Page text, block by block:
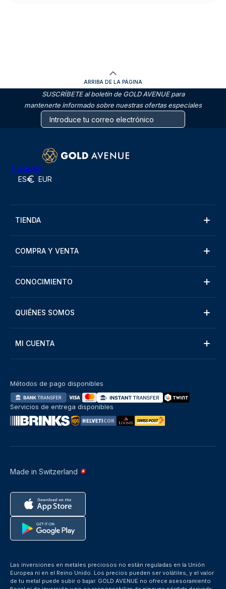
ARRIBA DE LA PÁGINA
SUSCRÍBETE al boletín de GOLD AVENUE para
mantenerte informado sobre nuestras ofertas especiales
Trustpilot
ES EUR
TIENDA
COMPRA Y VENTA
CONOCIMIENTO
QUIÉNES SOMOS
MI CUENTA
Made in Switzerland
Métodos de pago disponibles
Servicios de entrega disponibles
Las inversiones en metales preciosos no están reguladas en la Unión
Europea ni en el Reino Unido. Los precios pueden ser volátiles, y el valor
de tu metal puede subir o bajar. GOLD AVENUE no ofrece asesoramiento